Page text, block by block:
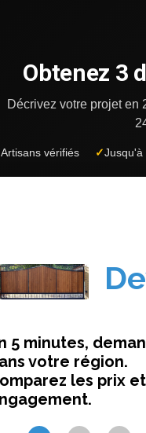
Obtenez 3
Décrivez votre projet en
Artisans vérifiés ✓Jusqu'à